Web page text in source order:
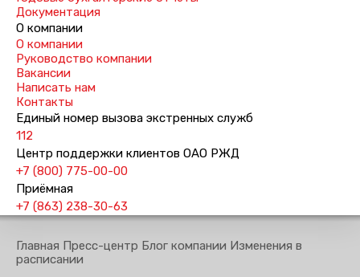
Документация
О компании
О компании
Руководство компании
Вакансии
Написать нам
Контакты
Единый номер вызова экстренных служб
112
Центр поддержки клиентов ОАО РЖД
+7 (800) 775-00-00
Приёмная
+7 (863) 238-30-63
Главная Пресс-центр Блог компании Изменения в
расписании